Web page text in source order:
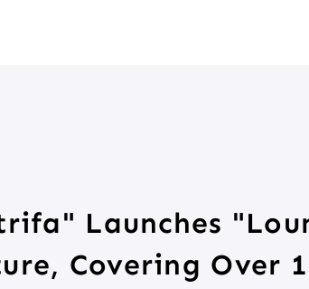
Launches
Covering Over